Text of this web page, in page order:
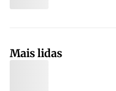
Mais lidas